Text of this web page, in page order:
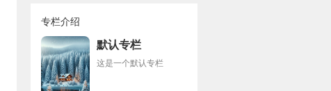
专栏介绍
默认专栏
这是一个默认专栏